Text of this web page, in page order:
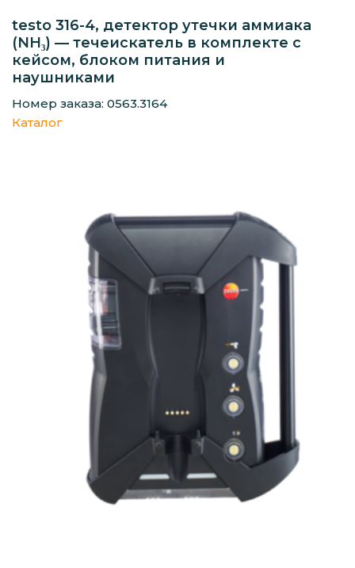
testo 316-4, детектор утечки аммиака
(NH₃) — течеискатель в комплекте с
кейсом, блоком питания и
наушниками
Номер заказа: 0563.3164
Каталог